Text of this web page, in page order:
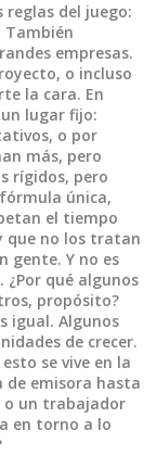
reglas del juego:
También
empresas.
o incluso
la cara. En
lugar fijo:
o por
más, pero
rígidos, pero
única,
el tiempo
que no los tratan
gente. Y no es
¿Por qué algunos
propósito?
igual. Algunos
de crecer.
se vive en la
de emisora hasta
o un trabajador
en torno a lo